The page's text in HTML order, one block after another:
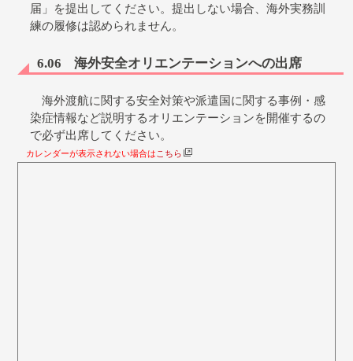
届」を提出してください。提出しない場合、海外実務訓
練の履修は認められません。
6.06 海外安全オリエンテーションへの出席
海外渡航に関する安全対策や派遣国に関する事例・感
染症情報など説明するオリエンテーションを開催するの
で必ず出席してください。
カレンダーが表示されない場合は こちら